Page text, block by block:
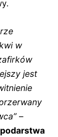
w
jest
–